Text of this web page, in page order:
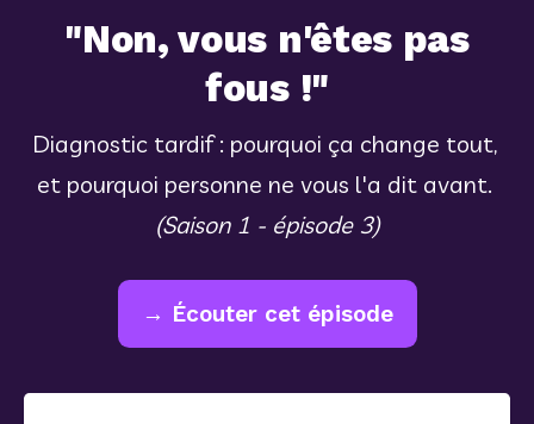
"Non, vous n'êtes pas
fous !"
Diagnostic tardif : pourquoi ça change tout,
et pourquoi personne ne vous l'a dit avant.
(Saison 1 - épisode 3)
→ Écouter cet épisode